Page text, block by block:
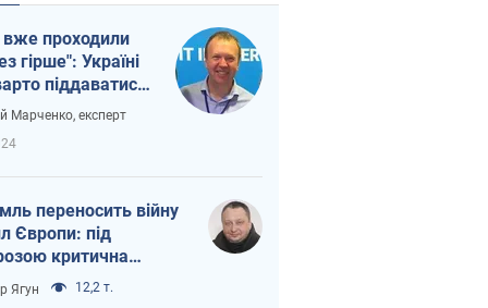
проходили
гірше": Україні
піддаватися
через
Марченко, експерт
переносить війну
Європи: під
критична
Ягун 12,2 т.